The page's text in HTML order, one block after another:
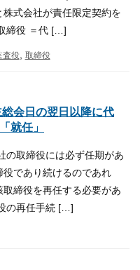
式会社が責任限定契約を
締役 ＝代 […]
査役, 取締役
会日の翌日以降に代
就任」
の取締役には必ず任期があ
役であり続けるのであれ
締役を再任する必要があ
の再任手続 […]